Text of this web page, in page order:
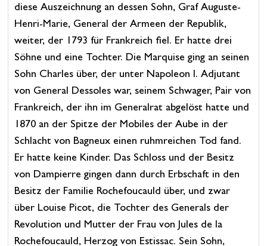
diese Auszeichnung an dessen Sohn, Graf Auguste-
Henri-Marie, General der Armeen der Republik,
weiter, der 1793 für Frankreich fiel. Er hatte drei
Söhne und eine Tochter. Die Marquise ging an seinen
Sohn Charles über, der unter Napoleon I. Adjutant
von General Dessoles war, seinem Schwager, Pair von
Frankreich, der ihn im Generalrat abgelöst hatte und
1870 an der Spitze der Mobiles der Aube in der
Schlacht von Bagneux einen ruhmreichen Tod fand.
Er hatte keine Kinder. Das Schloss und der Besitz
von Dampierre gingen dann durch Erbschaft in den
Besitz der Familie Rochefoucauld über, und zwar
über Louise Picot, die Tochter des Generals der
Revolution und Mutter der Frau von Jules de la
Rochefoucauld, Herzog von Estissac. Sein Sohn,